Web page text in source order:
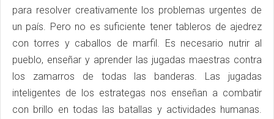
para resolver creativamente los problemas urgentes de
un país. Pero no es suficiente tener tableros de ajedrez
con torres y caballos de marfil. Es necesario nutrir al
pueblo, enseñar y aprender las jugadas maestras contra
los zamarros de todas las banderas. Las jugadas
inteligentes de los estrategas nos enseñan a combatir
con brillo en todas las batallas y actividades humanas.